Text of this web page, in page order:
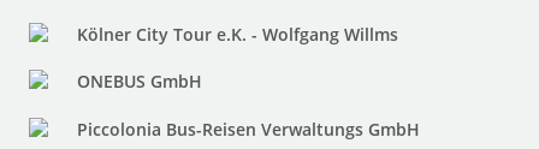
Kölner City Tour e.K. - Wolfgang Willms
ONEBUS GmbH
Piccolonia Bus-Reisen Verwaltungs GmbH